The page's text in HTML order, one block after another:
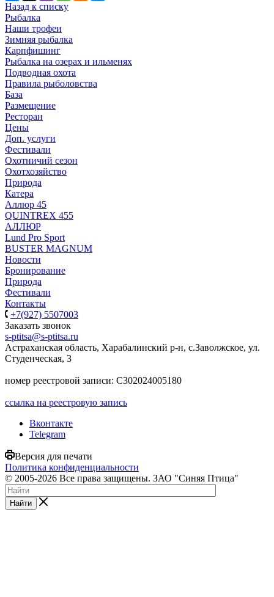
Назад к списку
Рыбалка
Наши трофеи
Зимняя рыбалка
Карпфишинг
Рыбалка на озерах и ильменях
Подводная охота
Правила рыболовства
База
Размещение
Ресторан
Цены
Доп. услуги
Фестивали
Охотничий сезон
Охотхозяйство
Природа
Катера
Аллюр 45
QUINTREX 455
АЛЛЮР
Lund Рro Sport
BUSTER MAGNUM
Новости
Бронирование
Природа
Фестивали
Контакты
+7(927) 5507003
Заказать звонок
s-ptitsa@s-ptitsa.ru
Астраханская область, Харабалинский р-н, с.Заволжское, ул.
Студенческая, 3
номер реестровой записи: С302024005180
ссылка на реестровую запись
Вконтакте
Telegram
Версия для печати
Политика конфиденциальности
© 2005-2026 Все права защищены. ЗАО "Синяя Птица"
Найти